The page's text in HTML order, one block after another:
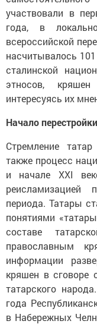
участвовали в
года, в
всероссийской
насчитывалось
сталинской
этносов,
интересуясь их
Начало перестройки
Стремление
также процесс
и начале ХХI
реисламизацией
периода. Татары
понятиями
составе
православным
информации
кряшен в сговоре
татарского
года
в Набережных